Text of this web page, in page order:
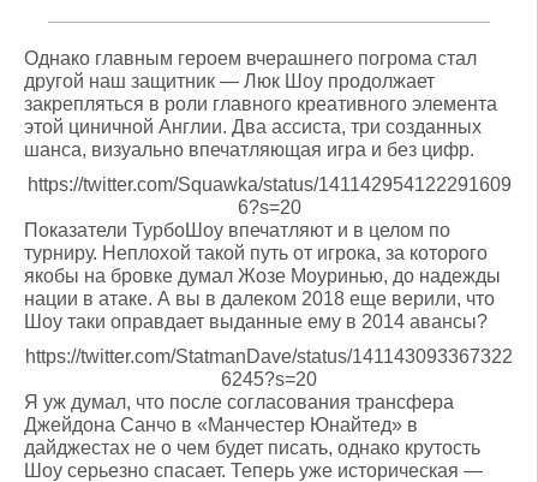
Однако главным героем вчерашнего погрома стал
другой наш защитник — Люк Шоу продолжает
закрепляться в роли главного креативного элемента
этой циничной Англии. Два ассиста, три созданных
шанса, визуально впечатляющая игра и без цифр.
https://twitter.com/Squawka/status/141142954122291609
6?s=20
Показатели ТурбоШоу впечатляют и в целом по
турниру. Неплохой такой путь от игрока, за которого
якобы на бровке думал Жозе Моуринью, до надежды
нации в атаке. А вы в далеком 2018 еще верили, что
Шоу таки оправдает выданные ему в 2014 авансы?
https://twitter.com/StatmanDave/status/141143093367322
6245?s=20
Я уж думал, что после согласования трансфера
Джейдона Санчо в «Манчестер Юнайтед» в
дайджестах не о чем будет писать, однако крутость
Шоу серьезно спасает. Теперь уже историческая —